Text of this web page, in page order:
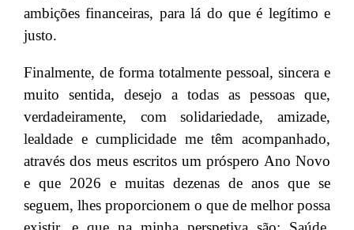
ambições financeiras, para lá do que é legítimo e
justo.
Finalmente, de forma totalmente pessoal, sincera e
muito sentida, desejo a todas as pessoas que,
verdadeiramente, com solidariedade, amizade,
lealdade e cumplicidade me têm acompanhado,
através dos meus escritos um próspero Ano Novo
e que 2026 e muitas dezenas de anos que se
seguem, lhes proporcionem o que de melhor possa